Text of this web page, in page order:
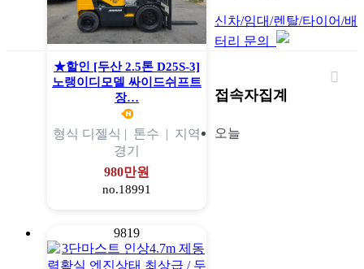
★할인 [두산 2.5톤 D25S-3]
노랭이디모델 싸이드쉬프트
장…
형식 디젤식 | 톤수 | 지역
경기
980만원
no.18991
9819
신차/임대/렌탈/타이어/배
터리 문의
접속자집계
오늘